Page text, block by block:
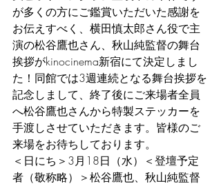
が多くの方にご鑑賞いただいた感謝を
お伝えすべく、横田慎太郎さん役で主
演の松谷鷹也さん、秋山純監督の舞台
挨拶がkinocinema新宿にて決定しまし
た！同館では3週連続となる舞台挨拶を
記念しまして、終了後にご来場者全員
へ松谷鷹也さんから特製ステッカーを
手渡しさせていただきます。皆様のご
来場をお待ちしております。
＜日にち＞3月18日（水）＜登壇予定
者（敬称略）＞松谷鷹也、秋山純監督